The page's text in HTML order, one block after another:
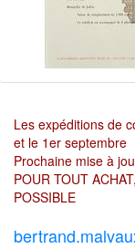
Les expéditions de
et le 1er septembre
Prochaine mise à
POUR TOUT
POSSIBLE